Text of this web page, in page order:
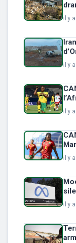
il y
il y
il y
il y
il y